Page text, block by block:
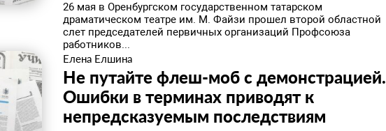
26 мая в Оренбургском государственном татарском
драматическом театре им. М. Файзи прошел второй областной
слет председателей первичных организаций Профсоюза
работников...
Елена Елшина
Не путайте флеш-моб с демонстрацией.
Ошибки в терминах приводят к
непредсказуемым последствиям